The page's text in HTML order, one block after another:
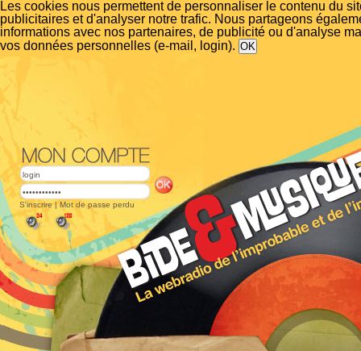
Les cookies nous permettent de personnaliser le contenu du
publicitaires et d'analyser notre trafic. Nous partageons
informations avec nos partenaires, de publicité ou d'analyse
vos données personnelles (e-mail, login).
S'inscrire | Mot de passe perdu